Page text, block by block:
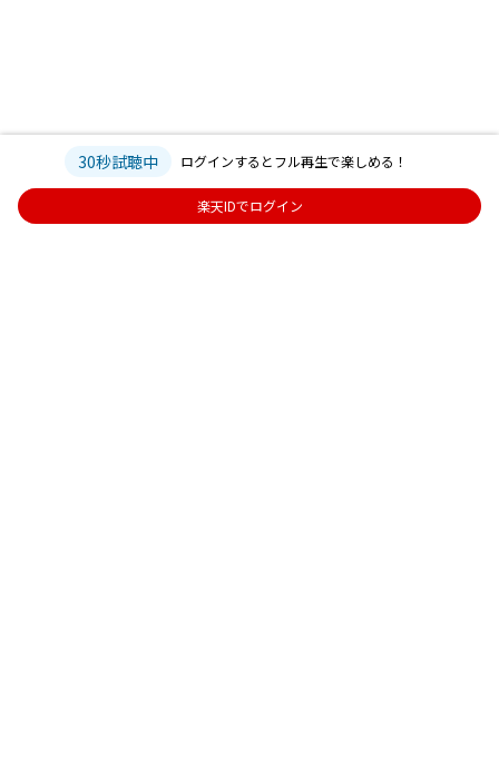
30秒試聴中 ログインするとフル再生で楽しめる！
楽天IDでログイン